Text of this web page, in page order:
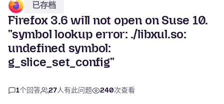
已存档
Firefox 3.6 will not open on Suse 10.
"symbol lookup error: ./libxul.so:
undefined symbol:
g_slice_set_config"
1个回答 27人有此问题 240次查看